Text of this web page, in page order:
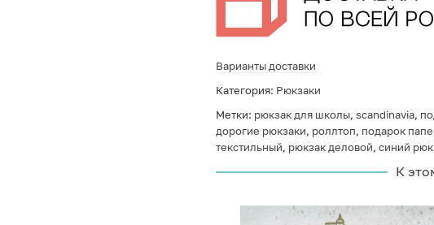
Варианты доставки
Категория: Рюкзаки
Метки: рюкзак для школы, scandinavia,
дорогие рюкзаки, роллтоп, подарок папе
текстильный, рюкзак деловой, синий
К